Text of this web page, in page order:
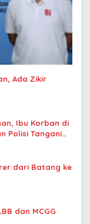
Ada Zikir
Ibu Korban di
Polisi Tangani
dari Batang ke
dan MCGG